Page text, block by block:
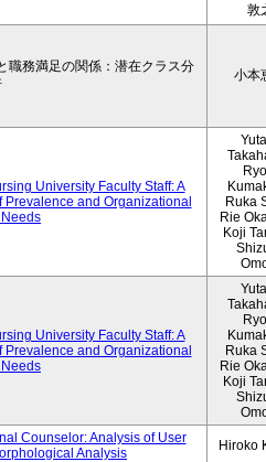
敦
職務満足の関係：潜在クラス分
小本
University Faculty Staff: A
and Organizational
Ruka
Rie
Koji
University Faculty Staff: A
and Organizational
Ruka
Rie
Koji
Counselor: Analysis of User
Analysis
Hiroko